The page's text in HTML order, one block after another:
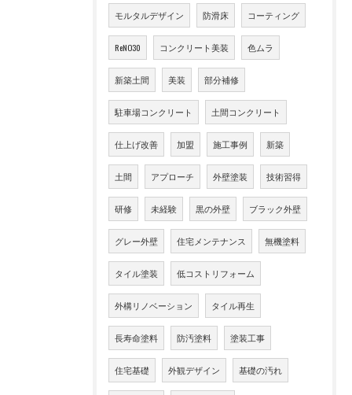
モルタルデザイン 防滑床 コーティング
ReNO30 コンクリート美装 色ムラ
新築土間 美装 部分補修
駐車場コンクリート 土間コンクリート
仕上げ改善 加盟 施工事例 新築
土間 アプローチ 外壁塗装 技術習得
研修 未経験 黒の外壁 ブラック外壁
グレー外壁 住宅メンテナンス 無機塗料
タイル塗装 低コストリフォーム
外構リノベーション タイル再生
長寿命塗料 防汚塗料 塗装工事
住宅基礎 外観デザイン 基礎の汚れ